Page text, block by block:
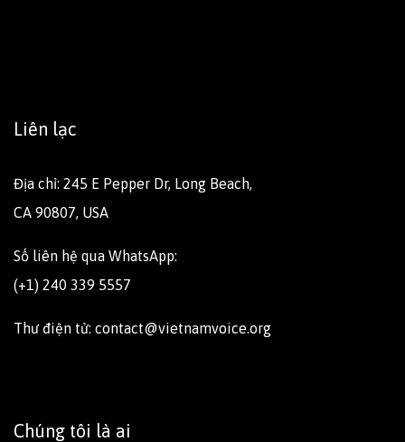
Liên lạc
Địa chỉ: 245 E Pepper Dr, Long Beach,
CA 90807, USA
Số liên hệ qua WhatsApp:
(+1) 240 339 5557
Thư điện tử: contact@vietnamvoice.org
Chúng tôi là ai